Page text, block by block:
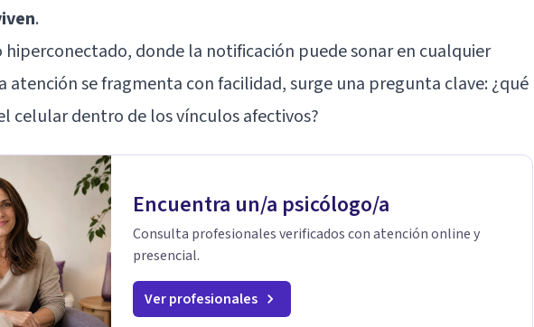
.
hiperconectado, donde la notificación puede sonar en cualquier
atención se fragmenta con facilidad, surge una pregunta clave: ¿qué
celular dentro de los vínculos afectivos?
Encuentra un/a psicólogo/a
Consulta profesionales verificados con atención online y
presencial.
Ver profesionales